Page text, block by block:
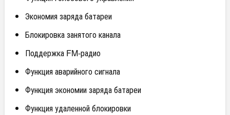
Экономия заряда батареи
Блокировка занятого канала
Поддержка FM-радио
Функция аварийного сигнала
Функция экономии заряда батареи
Функция удаленной блокировки